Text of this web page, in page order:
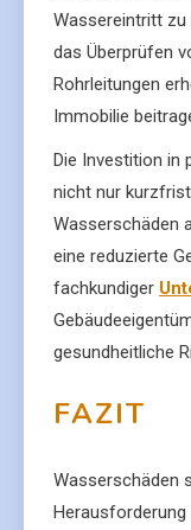
Wassereintritt zu
das Überprüfen
Rohrleitungen
Immobilie
Die Investition in
nicht nur
Wasserschäden
eine reduzierte
fachkundiger
gesundheitliche
FAZIT
Wasserschäden
Herausforderung